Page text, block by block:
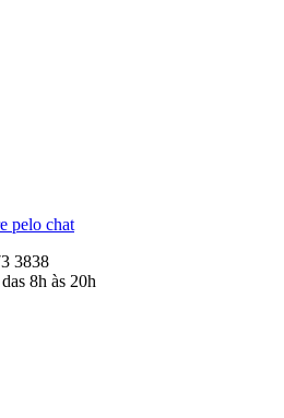
pelo chat
3838
8h às 20h